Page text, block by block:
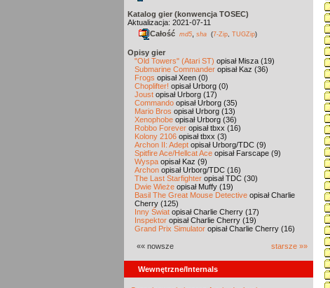
Katalog gier (konwencja TOSEC)
Aktualizacja: 2021-07-11
Całość md5 sha (7-Zip TUGZip)
Opisy gier
"Old Towers" (Atari ST) opisał Misza (19)
Submarine Commander opisał Kaz (36)
Frogs opisał Xeen (0)
Choplifter! opisał Urborg (0)
Joust opisał Urborg (17)
Commando opisał Urborg (35)
Mario Bros opisał Urborg (13)
Xenophobe opisał Urborg (36)
Robbo Forever opisał tbxx (16)
Kolony 2106 opisał tbxx (3)
Archon II: Adept opisał Urborg/TDC (9)
Spitfire Ace/Hellcat Ace opisał Farscape (9)
Wyspa opisał Kaz (9)
Archon opisał Urborg/TDC (16)
The Last Starfighter opisał TDC (30)
Dwie Wieże opisał Muffy (19)
Basil The Great Mouse Detective opisał Charlie
Cherry (125)
Inny Świat opisał Charlie Cherry (17)
Inspektor opisał Charlie Cherry (19)
Grand Prix Simulator opisał Charlie Cherry (16)
«« nowsze starsze »»
Wewnętrzne/Internals